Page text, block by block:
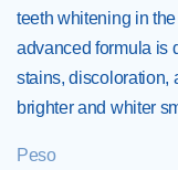
teeth whitening in
advanced formula is
stains, discoloration,
brighter and whiter
Peso